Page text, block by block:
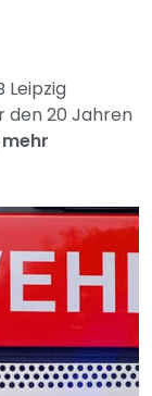
Leipzig
den 20 Jahren
mehr